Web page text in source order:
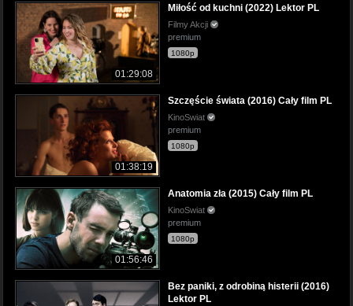
01:29:08
Miłość od kuchni (2022) Lektor PL
Filmy Akcji
premium
1080p
01:38:19
Szczęście świata (2016) Cały film PL
KinoSwiat
premium
1080p
01:56:46
Anatomia zła (2015) Cały film PL
KinoSwiat
premium
1080p
Bez paniki, z odrobiną histerii (2016)
Lektor PL